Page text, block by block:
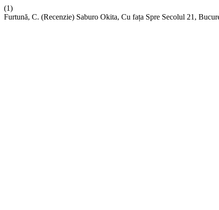
(1)
Furtună, C. (Recenzie) Saburo Okita, Cu fața Spre Secolul 21,